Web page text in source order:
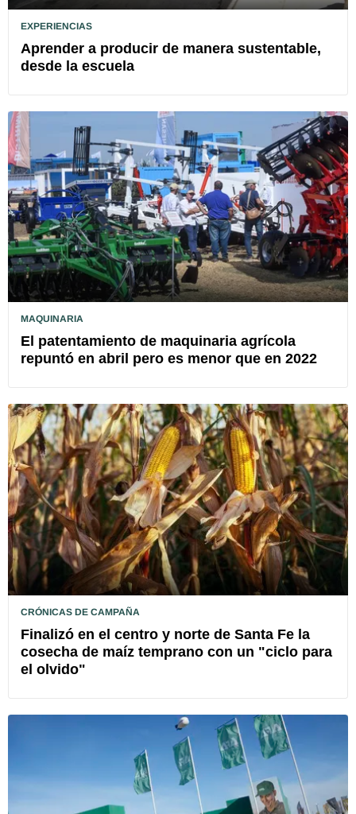
EXPERIENCIAS
Aprender a producir de manera sustentable,
desde la escuela
MAQUINARIA
El patentamiento de maquinaria agrícola
repuntó en abril pero es menor que en 2022
CRÓNICAS DE CAMPAÑA
Finalizó en el centro y norte de Santa Fe la
cosecha de maíz temprano con un "ciclo para
el olvido"